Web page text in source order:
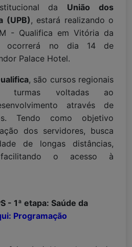
da União dos
(UPB) , estará realizando o
- Qualifica em Vitória da
ocorrerá no dia 14 de
Palace Hotel.
, são cursos regionais
turmas voltadas ao
através de
Tendo como objetivo
dos servidores, busca
de longas distâncias,
o acesso à
- 1ª etapa: Saúde da
Programação